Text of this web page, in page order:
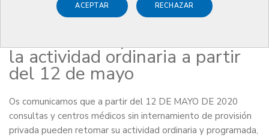
ACEPTAR RECHAZAR
11 MAYO DE 2020
Los centros privados
ambulatorios podrán retomar
la actividad ordinaria a partir
del 12 de mayo
Os comunicamos que a partir del 12 DE MAYO DE 2020
consultas y centros médicos sin internamiento de provisión
privada pueden retomar su actividad ordinaria y programada,